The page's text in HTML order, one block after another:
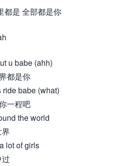
都是 全部都是你
u babe (ahh)
都是你
ride babe (what)
一程吧
the world
lot of girls